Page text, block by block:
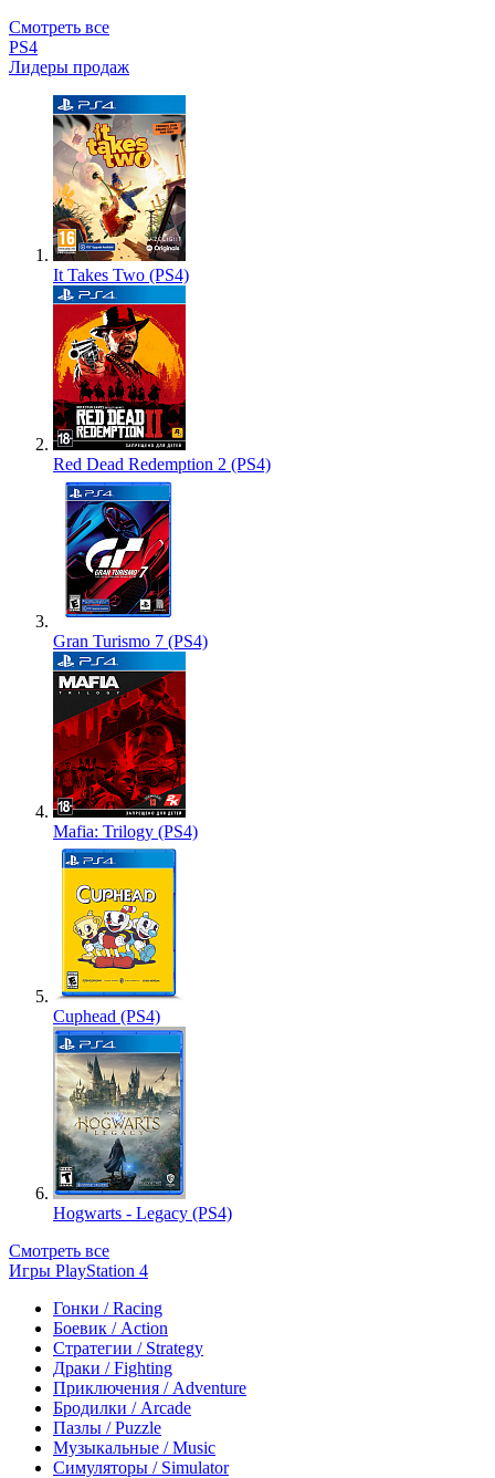
Смотреть все
PS4
Лидеры продаж
It Takes Two (PS4)
Red Dead Redemption 2 (PS4)
Gran Turismo 7 (PS4)
Mafia: Trilogy (PS4)
Cuphead (PS4)
Hogwarts - Legacy (PS4)
Смотреть все
Игры PlayStation 4
Гонки / Racing
Боевик / Action
Стратегии / Strategy
Драки / Fighting
Приключения / Adventure
Бродилки / Arcade
Пазлы / Puzzle
Музыкальные / Music
Симуляторы / Simulator